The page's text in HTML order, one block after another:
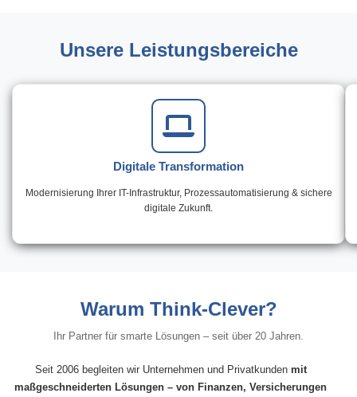
Unsere Leistungsbereiche
Digitale Transformation
Modernisierung Ihrer IT-Infrastruktur, Prozessautomatisierung & sichere
digitale Zukunft.
Warum Think-Clever?
Ihr Partner für smarte Lösungen – seit über 20 Jahren.
Seit 2006 begleiten wir Unternehmen und Privatkunden mit
maßgeschneiderten Lösungen – von Finanzen, Versicherungen